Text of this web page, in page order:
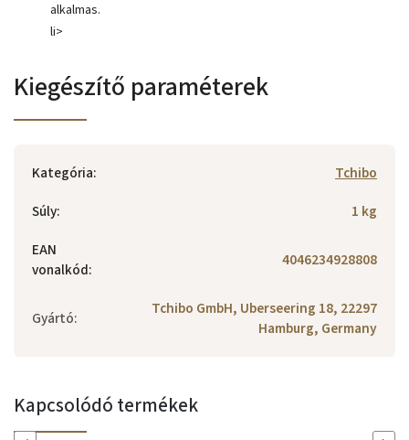
alkalmas.
li>
Kiegészítő paraméterek
Kategória:
Tchibo
Súly:
1 kg
EAN
vonalkód: 4046234928808
Gyártó:
Tchibo GmbH, Uberseering 18, 22297
Hamburg, Germany
Kapcsolódó termékek